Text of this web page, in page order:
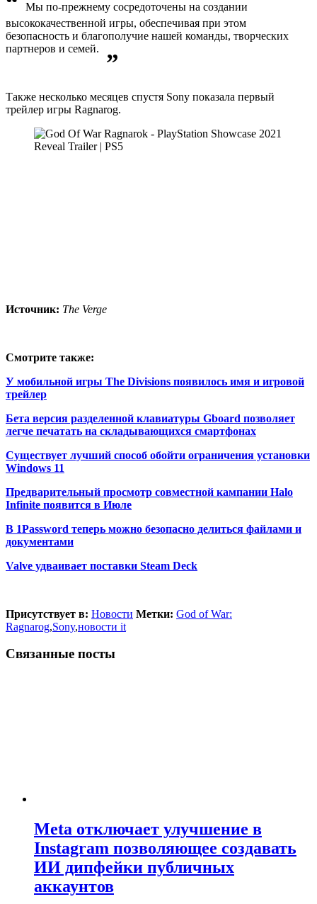
Мы по-прежнему сосредоточены на создании
высококачественной игры, обеспечивая при этом
безопасность и благополучие нашей команды, творческих
партнеров и семей.
”
Также несколько месяцев спустя Sony показала первый
трейлер игры Ragnarog.
Источник: The Verge
Смотрите также:
У мобильной игры The Divisions появилось имя и игровой
трейлер
Бета версия разделенной клавиатуры Gboard позволяет
легче печатать на складывающихся смартфонах
Существует лучший способ обойти ограничения установки
Windows 11
Предварительный просмотр совместной кампании Halo
Infinite появится в Июле
В 1Password теперь можно безопасно делиться файлами и
документами
Valve удваивает поставки Steam Deck
Присутствует в: Новости Метки: God of War:
Ragnarog,Sony,новости it
Связанные посты
Meta отключает улучшение в
Instagram позволяющее создавать
ИИ дипфейки публичных
аккаунтов